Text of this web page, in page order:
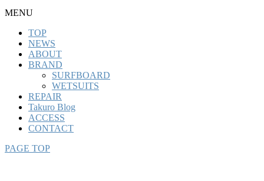
MENU
TOP
NEWS
ABOUT
BRAND
SURFBOARD
WETSUITS
REPAIR
Takuro Blog
ACCESS
CONTACT
PAGE TOP